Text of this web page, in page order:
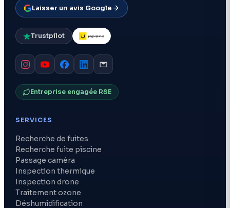
Laisser un avis Google
Trustpilot
Entreprise engagée RSE
SERVICES
Recherche de fuites
Recherche fuite piscine
Passage caméra
Inspection thermique
Inspection drone
Traitement ozone
Déshumidification